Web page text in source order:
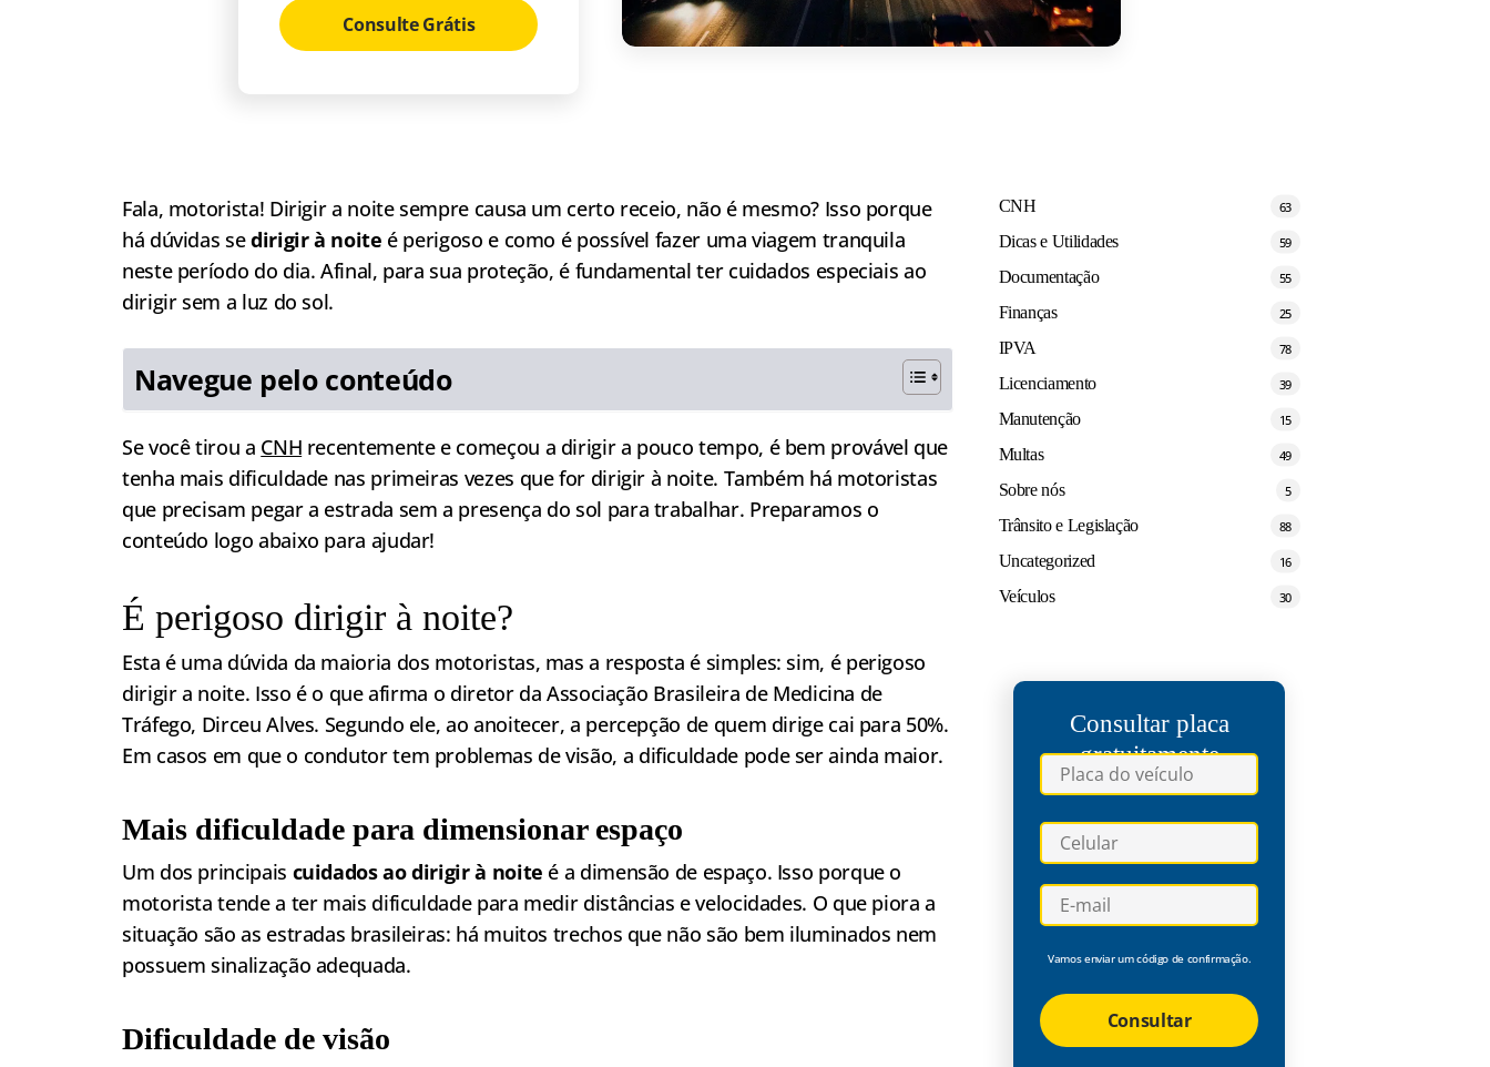
Consulte Grátis
Fala, motorista! Dirigir a noite sempre causa um certo receio, não é mesmo? Isso porque
há dúvidas sedirigir à noite é perigoso e como é possível fazer uma viagem tranquila
neste período do dia. Afinal, para sua proteção, é fundamental ter cuidados especiais ao
dirigir sem a luz do sol.
Navegue pelo conteúdo
Se você tirou a CNH recentemente e começou a dirigir a pouco tempo, é bem provável que
tenha mais dificuldade nas primeiras vezes que for dirigir à noite. Também há motoristas
que precisam pegar a estrada sem a presença do sol para trabalhar. Preparamos o
conteúdo logo abaixo para ajudar!
É perigoso dirigir à noite?
Esta é uma dúvida da maioria dos motoristas, mas a resposta é simples: sim, é perigoso
dirigir a noite. Isso é o que afirma o diretor da Associação Brasileira de Medicina de
Tráfego, Dirceu Alves. Segundo ele, ao anoitecer, a percepção de quem dirige cai para 50%.
Em casos em que o condutor tem problemas de visão, a dificuldade pode ser ainda maior.
Mais dificuldade para dimensionar espaço
Um dos principais cuidados ao dirigir à noite é a dimensão de espaço. Isso porque o
motorista tende a ter mais dificuldade para medir distâncias e velocidades. O que piora a
situação são as estradas brasileiras: há muitos trechos que não são bem iluminados nem
possuem sinalização adequada.
Dificuldade de visão
CNH 63
Dicas e Utilidades 59
Documentação 55
Finanças 25
IPVA 78
Licenciamento 39
Manutenção 15
Multas 49
Sobre nós 5
Trânsito e Legislação 88
Uncategorized 16
Veículos 30
Consultar placa
gratuitamente
Vamos enviar um código de confirmação.
Consultar